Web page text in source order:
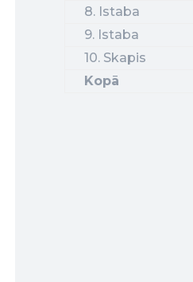
8. Istaba
9. Istaba
10. Skapis
Kopā